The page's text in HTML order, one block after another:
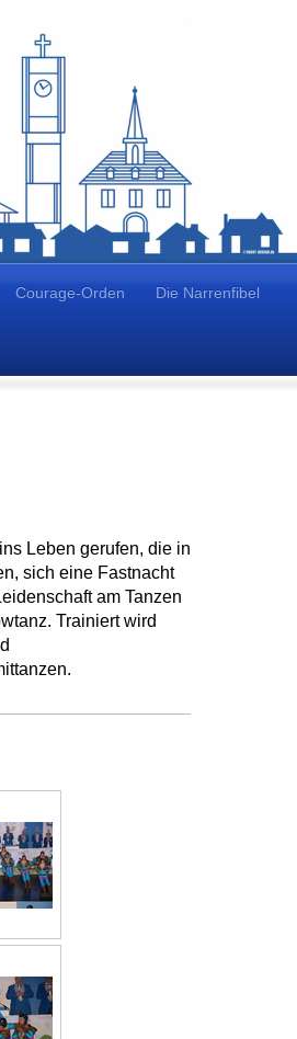
Courage-Orden Die Narrenfibel
Leben gerufen, die in
sich eine Fastnacht
am Tanzen
Trainiert wird